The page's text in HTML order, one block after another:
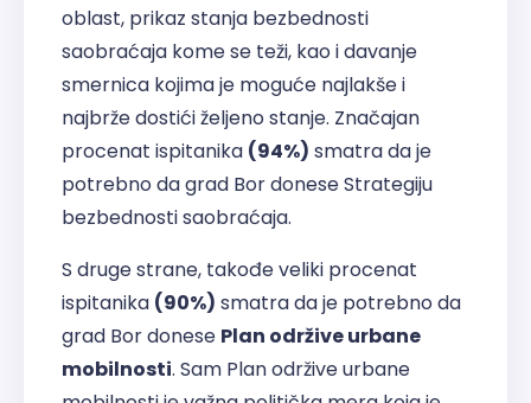
oblast, prikaz stanja bezbednosti
saobraćaja kome se teži, kao i davanje
smernica kojima je moguće najlakše i
najbrže dostići željeno stanje. Značajan
procenat ispitanika (94%) smatra da je
potrebno da grad Bor donese Strategiju
bezbednosti saobraćaja.
S druge strane, takođe veliki procenat
ispitanika (90%) smatra da je potrebno da
grad Bor donese Plan održive urbane
mobilnosti. Sam Plan održive urbane